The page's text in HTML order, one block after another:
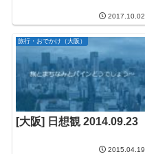
2017.10.02
旅行・おでかけ（大阪）
[大阪] 日想観 2014.09.23
2015.04.19